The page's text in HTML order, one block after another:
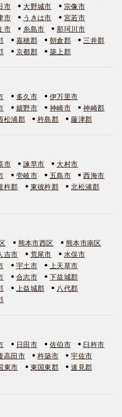
市 大野城市
宗像市
市 うきは市
宮若市
市 糸島市
那珂川市
嘉穂郡 朝倉郡
三井郡
京都郡 築上郡
多久市
伊万里市
嬉野市 神崎市
神崎郡
松浦郡 杵島郡 藤津郡
市 諫早市
大村市
壱岐市 五島市
西海市
杵郡 東彼杵郡
北松浦郡
熊本市西区
熊本市南区
吉市 荒尾市
水俣市
宇土市
上天草市
合志市
下益城郡
上益城郡
八代郡
日田市 佐伯市
臼杵市
高田市 杵築市
宇佐市
東市 東国東郡
速見郡